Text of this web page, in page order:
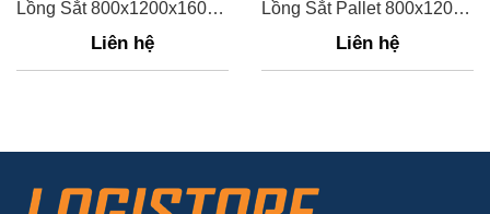
Lồng Sắt 800x1200x1600mm
Liên hệ
Lồng Sắt Pallet 800x1200x800mm
Liên hệ